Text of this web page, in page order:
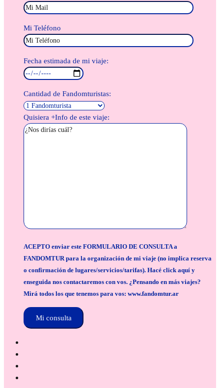
Mi Teléfono
Fecha estimada de mi viaje:
Cantidad de Fandomturistas:
Quisiera +Info de este viaje:
ACEPTO enviar este FORMULARIO DE CONSULTA a
FANDOMTUR para la organización de mi viaje (no implica reserva
o confirmación de lugares/servicios/tarifas). Hacé click aquí y
enseguida nos contactaremos con vos. ¿Pensando en más viajes?
Mirá todos los que tenemos para vos: www.fandomtur.ar